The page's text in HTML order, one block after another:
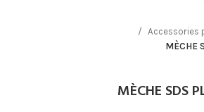
Accessories
MÈCHE
MÈCHE SDS